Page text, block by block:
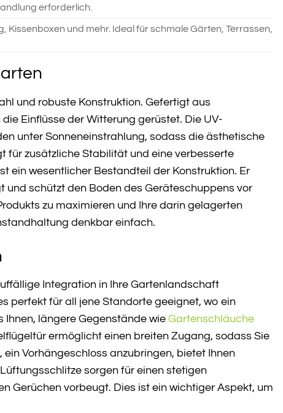
erforderlich.
und mehr. Ideal für schmale Gärten, Terrassen,
und robuste Konstruktion. Gefertigt aus
Einflüsse der Witterung gerüstet. Die UV-
unter Sonneneinstrahlung, sodass die ästhetische
für zusätzliche Stabilität und eine verbesserte
ein wesentlicher Bestandteil der Konstruktion. Er
schützt den Boden des Geräteschuppens vor
zu maximieren und Ihre darin gelagerten
denkbar einfach.
Integration in Ihre Gartenlandschaft
perfekt für all jene Standorte geeignet, wo ein
Ihnen, längere Gegenstände wie Gartenschläuche
ermöglicht einen breiten Zugang, sodass Sie
Vorhängeschloss anzubringen, bietet Ihnen
sorgen für einen stetigen
Gerüchen vorbeugt. Dies ist ein wichtiger Aspekt, um